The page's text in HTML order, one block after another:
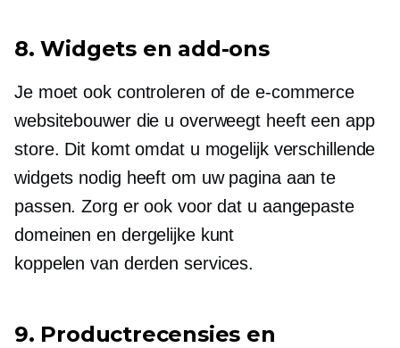
8. Widgets en add-ons
Je moet ook controleren of de e-commerce
websitebouwer die u overweegt heeft een app
store. Dit komt omdat u mogelijk verschillende
widgets nodig heeft om uw pagina aan te
passen. Zorg er ook voor dat u aangepaste
domeinen en dergelijke kunt
koppelenvan derden services.
9. Productrecensies en